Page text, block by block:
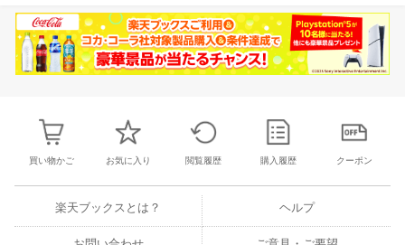
買い物かご お気に入り 閲覧履歴 購入履歴 クーポン
楽天ブックスとは？ ヘルプ